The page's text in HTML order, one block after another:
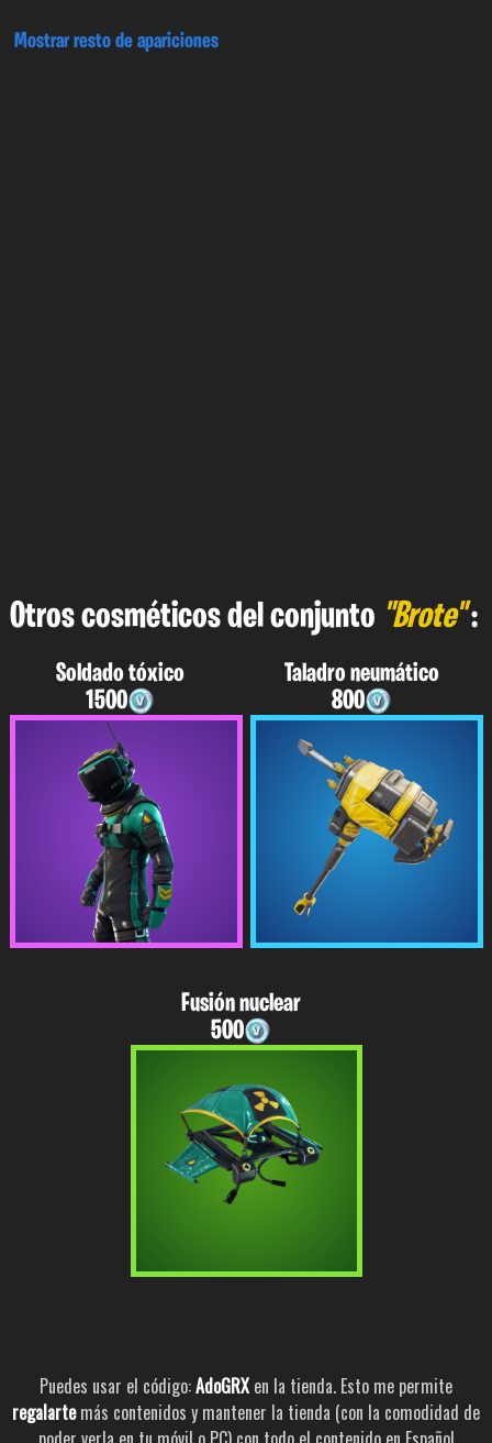
Mostrar resto de apariciones
Otros cosméticos del conjunto "Brote":
Soldado tóxico
1500
Taladro neumático
800
Fusión nuclear
500
Puedes usar el código:AdoGRXen la tienda. Esto me permite
regalartemás contenidos y mantener la tienda (con la comodidad de